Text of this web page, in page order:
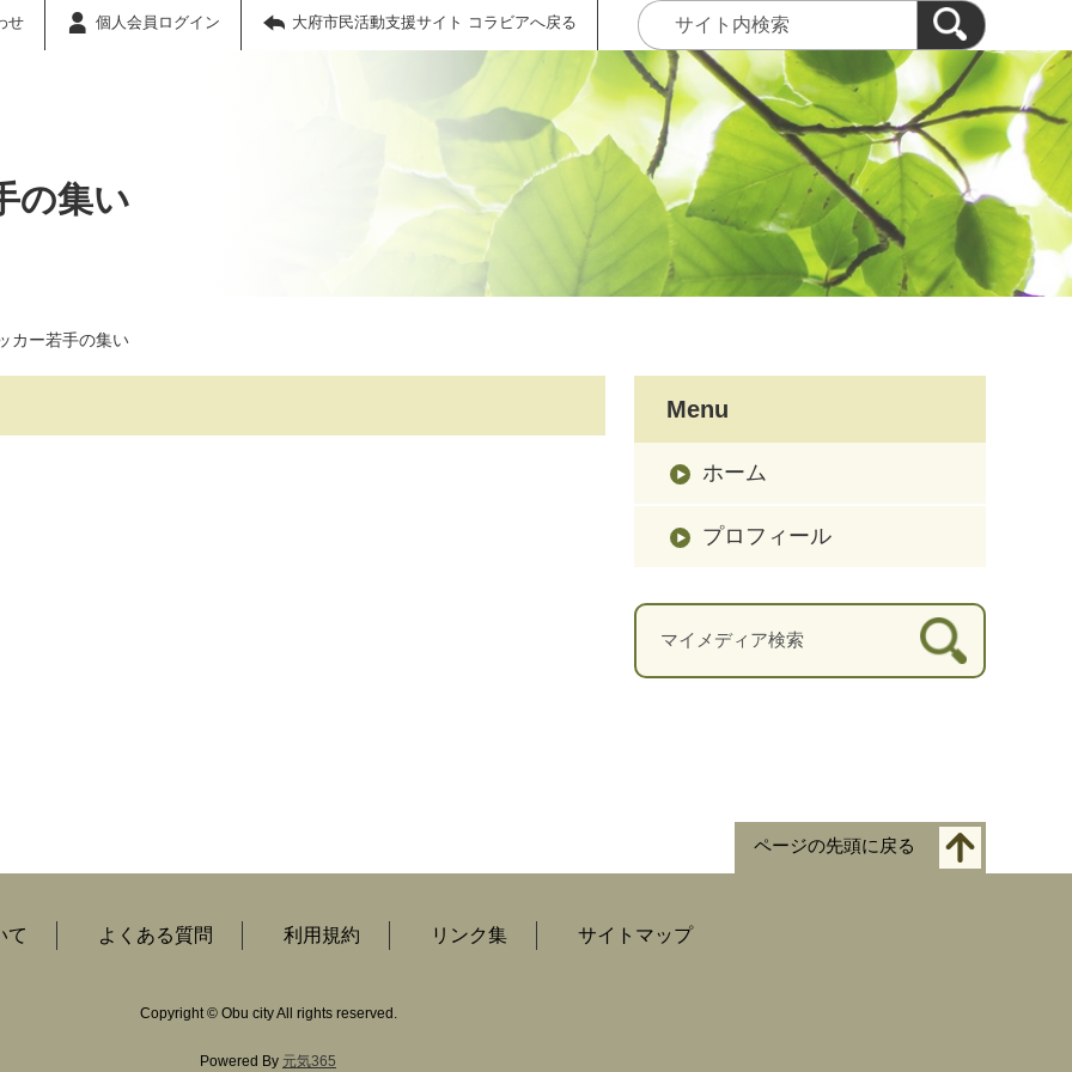
せ 個人会員ログイン 大府市民活動支援サイト コラビアへ戻る
の集い
カー若手の集い
Menu
ホーム
プロフィール
ページの先頭に戻る
て よくある質問 利用規約 リンク集 サイトマップ
Copyright © Obu city All rights reserved.
Powered By 元気365